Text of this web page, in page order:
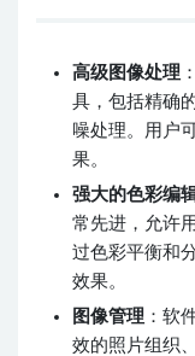
高级图像处理
具，包括精确
噪处理。用户
果。
强大的色彩编
常先进，允许
过色彩平衡和
效果。
图像管理 ：软
效的照片组织